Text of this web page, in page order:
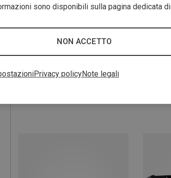
sono disponibili sulla pagina dedicata di
NON ACCETTO
Privacy policyNote legali